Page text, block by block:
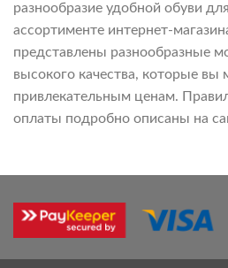
разнообразие удобной обуви
ассортименте интернет-
представлены разнообразные
высокого качества, которые вы
привлекательным ценам.
оплаты подробно описаны на